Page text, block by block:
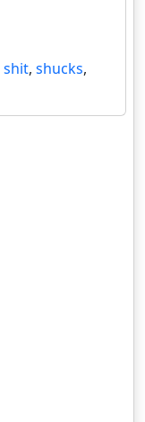
shit, shucks,